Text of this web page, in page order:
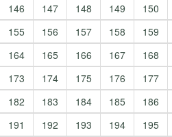
146
147 148 149 150
155
156 157 158 159
164
165 166 167 168
173
174 175 176 177
182
183 184 185 186
191
192 193 194 195